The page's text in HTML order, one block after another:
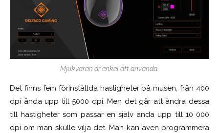
Mjukvaran är enkel att använda.
Det finns fem förinställda hastigheter på musen, från 400
dpi ända upp till 5000 dpi. Men det går att ändra dessa
till hastigheter som passar en själv ända upp till 10 000
dpi om man skulle vilja det. Man kan även programmera